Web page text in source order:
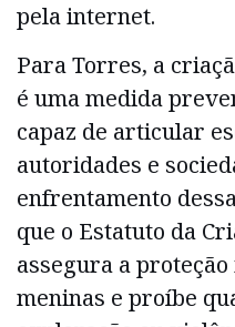
pela internet.
Para Torres, a
é uma medida
capaz de articular
autoridades e
enfrentamento
que o Estatuto da
assegura a
meninas e proíbe